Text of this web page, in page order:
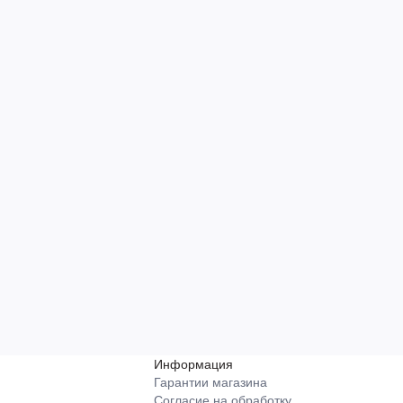
Информация
Гарантии магазина